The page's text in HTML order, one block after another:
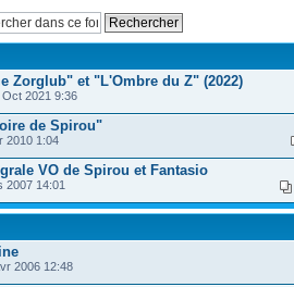
Zorglub" et "L'Ombre du Z" (2022)
Oct 2021 9:36
de Spirou"
2010 1:04
VO de Spirou et Fantasio
2007 14:01
2006 12:48